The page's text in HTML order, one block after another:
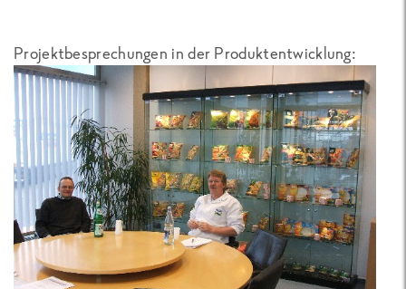
Projektbesprechungen in der Produktentwicklung: